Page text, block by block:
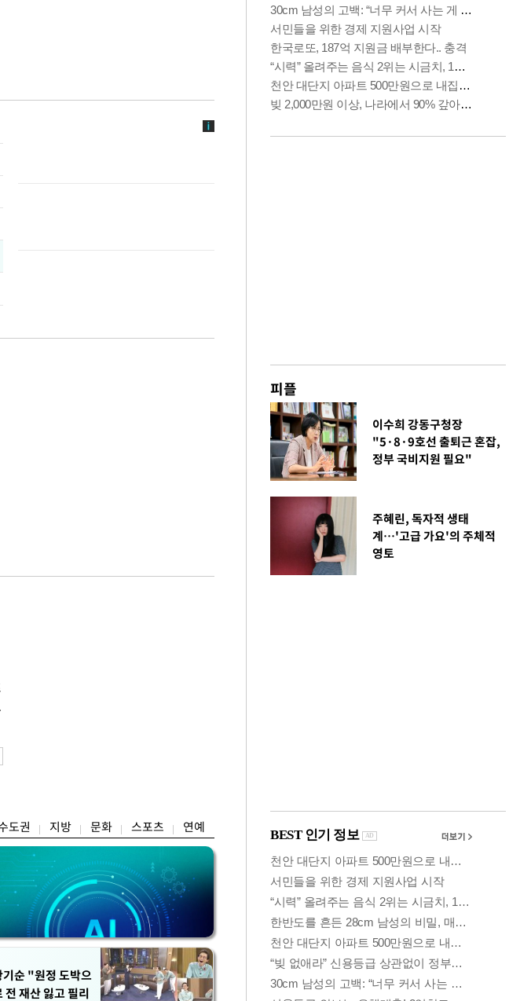
도권 지방 문화 스포츠 연예
기순 "원정 도박으
전 재산 잃고 필리
피플
이수희 강동구청장
"5·8·9호선 출퇴근 혼잡,
정부 국비지원 필요"
주혜린, 독자적 생태
계…'고급 가요'의 주체적
영토